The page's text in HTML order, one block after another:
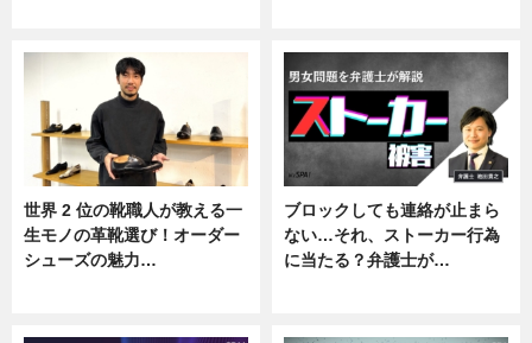
世界 2 位の靴職人が教える一
生モノの革靴選び！オーダー
シューズの魅力…
ブロックしても連絡が止まら
ない…それ、ストーカー行為
に当たる？弁護士が…